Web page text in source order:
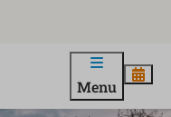
Menu